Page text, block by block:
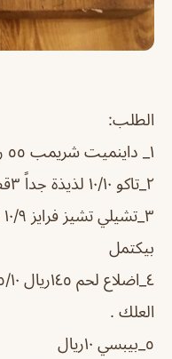
الطلب:
١_ داينميت شريمب ٥٥ ريال٩/١٠ لذيذة فيها ٥ قطع.
٢_تاكو ١٠/١٠ لذيذة جداً ٣قطع من الساندويتش
بيكتمل
العلك .
٥_بيبسي ١٠ريال